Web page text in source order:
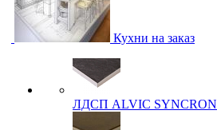
Кухни на заказ
ЛДСП ALVIC SYNCRON